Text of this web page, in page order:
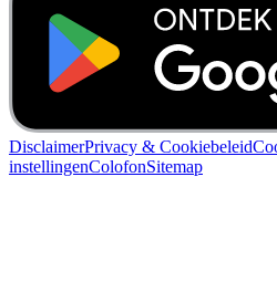
DisclaimerPrivacy & Cookiebeleid
instellingenColofonSitemap